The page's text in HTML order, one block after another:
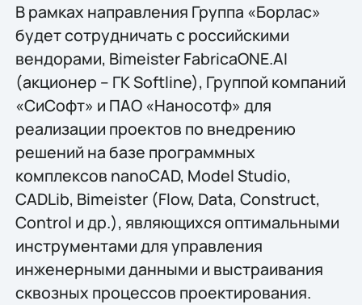
В рамках направления Группа «Борлас»
будет сотрудничать с российскими
вендорами, Bimeister FabricaONE.AI
(акционер – ГК Softline), Группой компаний
«СиСофт» и ПАО «Наносотф» для
реализации проектов по внедрению
решений на базе программных
комплексов nanoCAD, Model Studio,
CADLib, Bimeister (Flow, Data, Construct,
Control и др.), являющихся оптимальными
инструментами для управления
инженерными данными и выстраивания
сквозных процессов проектирования.